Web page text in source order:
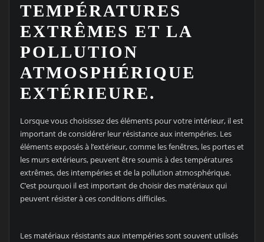
TEMPÉRATURES
EXTRÊMES ET LA
POLLUTION
ATMOSPHÉRIQUE
EXTÉRIEURE.
Lorsque vous choisissez des éléments pour votre intérieur, il est
important de considérer leur résistance aux intempéries. Les
éléments exposés à l’extérieur, comme les fenêtres, les portes et
les murs extérieurs, peuvent être soumis à des températures
extrêmes, des intempéries et de la pollution atmosphérique.
C’est pourquoi il est important de choisir des matériaux qui
peuvent résister à ces conditions difficiles.
Les matériaux résistants aux intempéries sont souvent utilisés